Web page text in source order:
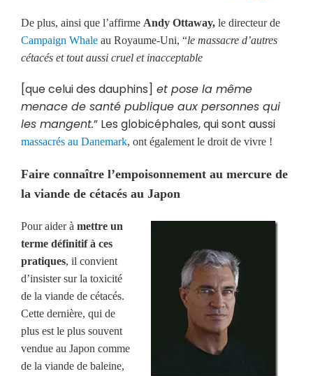
De plus, ainsi que l’affirme Andy Ottaway, le directeur de
Campaign Whale au Royaume-Uni, “le massacre d’autres
cétacés et tout aussi cruel et inacceptable
[que celui des dauphins] et pose la même
menace de santé publique aux personnes qui
les mangent.” Les globicéphales, qui sont aussi
massacrés au Danemark, ont également le droit de vivre !
Faire connaître l’empoisonnement au mercure de
la viande de cétacés au Japon
Pour aider à mettre un
terme définitif à ces
pratiques, il convient
d’insister sur la toxicité
de la viande de cétacés.
Cette dernière, qui de
plus est le plus souvent
vendue au Japon comme
de la viande de baleine,